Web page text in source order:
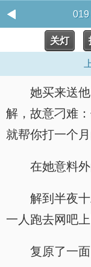
关灯
她买来送
解，故意刁难
就帮你打一个月
在她意料
解到半夜
一人跑去网吧
复原了一